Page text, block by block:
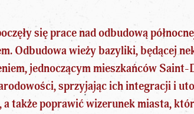
się prace nad odbudową
Odbudowawieży bazyliki, będącej
jednoczącym mieszkańców Saint-
sprzyjając ich integracji i
także poprawić wizerunek miasta,